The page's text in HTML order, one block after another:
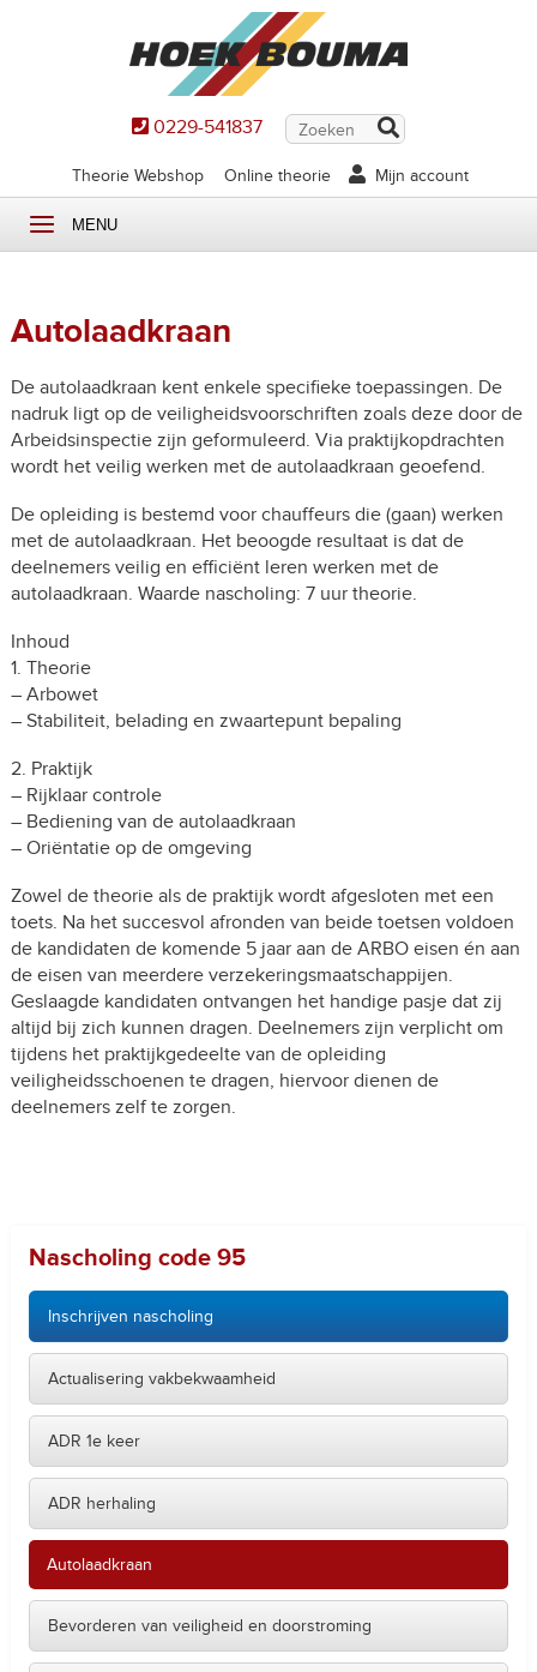
0229-541837
Theorie Webshop Online theorie Mijn account
MENU
Autolaadkraan
De autolaadkraan kent enkele specifieke toepassingen. De
nadruk ligt op de veiligheidsvoorschriften zoals deze door de
Arbeidsinspectie zijn geformuleerd. Via praktijkopdrachten
wordt het veilig werken met de autolaadkraan geoefend.
De opleiding is bestemd voor chauffeurs die (gaan) werken
met de autolaadkraan. Het beoogde resultaat is dat de
deelnemers veilig en efficiënt leren werken met de
autolaadkraan. Waarde nascholing: 7 uur theorie.
Inhoud
1. Theorie
– Arbowet
– Stabiliteit, belading en zwaartepunt bepaling
2. Praktijk
– Rijklaar controle
– Bediening van de autolaadkraan
– Oriëntatie op de omgeving
Zowel de theorie als de praktijk wordt afgesloten met een
toets. Na het succesvol afronden van beide toetsen voldoen
de kandidaten de komende 5 jaar aan de ARBO eisen én aan
de eisen van meerdere verzekeringsmaatschappijen.
Geslaagde kandidaten ontvangen het handige pasje dat zij
altijd bij zich kunnen dragen. Deelnemers zijn verplicht om
tijdens het praktijkgedeelte van de opleiding
veiligheidsschoenen te dragen, hiervoor dienen de
deelnemers zelf te zorgen.
Nascholing code 95
Inschrijven nascholing
Actualisering vakbekwaamheid
ADR 1e keer
ADR herhaling
Autolaadkraan
Bevorderen van veiligheid en doorstroming